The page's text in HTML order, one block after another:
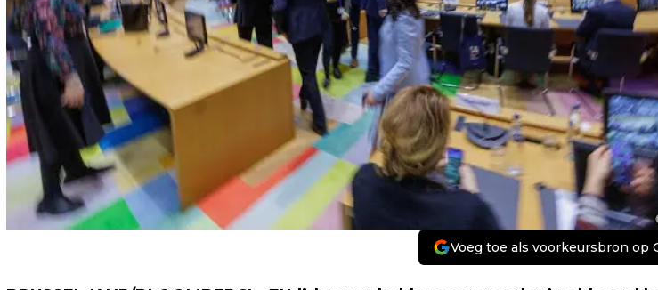
Voeg toe als voorkeursbron op